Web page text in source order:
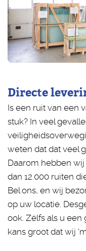
Directe
Is een ruit van een
stuk? In veel
weten dat dat veel
Daarom hebben
dan 12.000 ruiten
Bel ons, en wij
op uw locatie.
ook. Zélfs als u
kans groot dat wij